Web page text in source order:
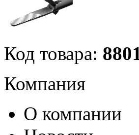
Код товара:
Компания
О компании